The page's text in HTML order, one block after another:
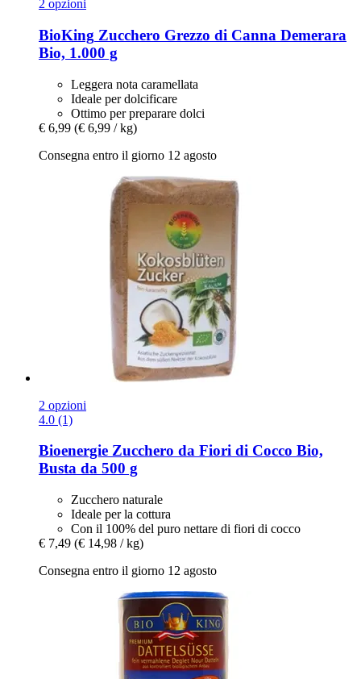
2 opzioni
BioKing Zucchero Grezzo di Canna Demerara
Bio, 1.000 g
Leggera nota caramellata
Ideale per dolcificare
Ottimo per preparare dolci
€ 6,99 (€ 6,99 / kg)
Consegna entro il giorno 12 agosto
2 opzioni
4.0 (1)
Bioenergie Zucchero da Fiori di Cocco Bio,
Busta da 500 g
Zucchero naturale
Ideale per la cottura
Con il 100% del puro nettare di fiori di cocco
€ 7,49 (€ 14,98 / kg)
Consegna entro il giorno 12 agosto